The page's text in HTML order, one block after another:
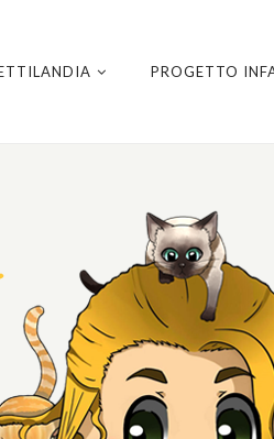
PROGETTO